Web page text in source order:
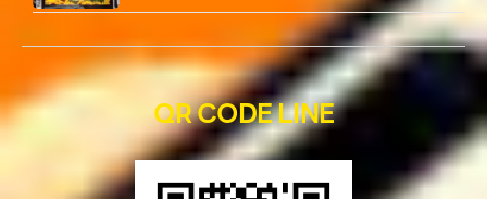
QR CODE LINE